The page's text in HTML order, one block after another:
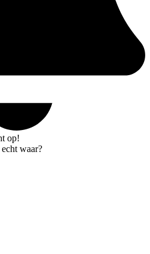
op!
waar?